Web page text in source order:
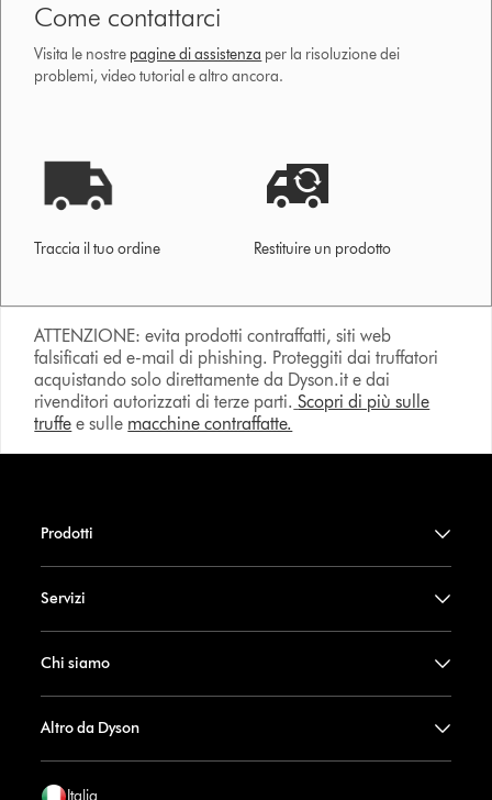
Come contattarci
Visita le nostre pagine di assistenza per la risoluzione dei
problemi, video tutorial e altro ancora.
Traccia il tuo ordine Restituire un prodotto
ATTENZIONE: evita prodotti contraffatti, siti web
falsificati ed e-mail di phishing. Proteggiti dai truffatori
acquistando solo direttamente da Dyson.it e dai
rivenditori autorizzati di terze parti. Scopri di più sulle
truffe e sulle macchine contraffatte.
Prodotti
Servizi
Chi siamo
Altro da Dyson